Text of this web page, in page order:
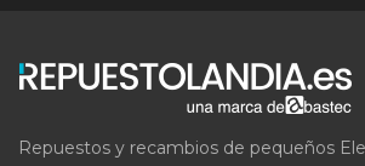
Repuestos y recambios de pequeños